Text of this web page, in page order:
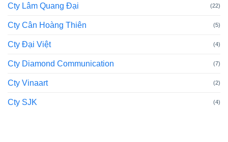
Cty Lâm Quang Đại (22)
Cty Cân Hoàng Thiên (5)
Cty Đại Việt (4)
Cty Diamond Communication (7)
Cty Vinaart (2)
Cty SJK (4)